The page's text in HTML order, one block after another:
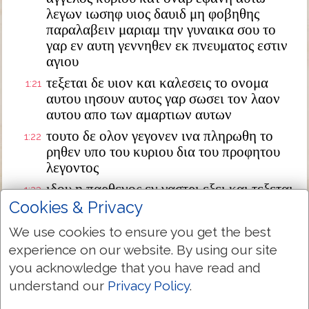
λεγων ιωσηφ υιος δαυιδ μη φοβηθης
παραλαβειν μαριαμ την γυναικα σου το
γαρ εν αυτη γεννηθεν εκ πνευματος εστιν
αγιου
1:21 τεξεται δε υιον και καλεσεις το ονομα
αυτου ιησουν αυτος γαρ σωσει τον λαον
αυτου απο των αμαρτιων αυτων
1:22 τουτο δε ολον γεγονεν ινα πληρωθη το
ρηθεν υπο του κυριου δια του προφητου
λεγοντος
1:23 ιδου η παρθενος εν γαστρι εξει και τεξεται
υιον και καλεσουσιν το ονομα αυτου
εμμανουηλ ο εστιν μεθερμηνευομενον μεθ
ημων ο θεος
1:24 διεγερθεις δε ο ιωσηφ απο του υπνου
εποιησεν ως προσεταξεν αυτω ο αγγελος
κυριου και παρελαβεν την γυναικα αυτου
Cookies & Privacy
We use cookies to ensure you get the best
experience on our website. By using our site
you acknowledge that you have read and
understand our Privacy Policy.